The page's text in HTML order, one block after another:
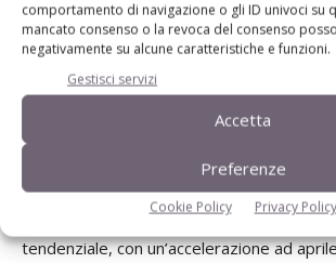
comportamento di navigazione o gli ID univoci su
mancato consenso o la revoca del consenso
negativamente su alcune caratteristiche e funzioni.
Gestisci servizi
Accetta
Preferenze
Cookie Policy Privacy Policy
consolidati con le grandi catene della
come il colosso Walmart».
Con un bilancio di autosufficienza delle
gli Stati Uniti è superiore al 128%,
di Teseo.Clal.it, gli Usa hanno esportato
milioni di carni suine (+14,71%) e nei
2021 oltre 1,28 milioni di tonnellate
tendenziale, con un’accelerazione ad